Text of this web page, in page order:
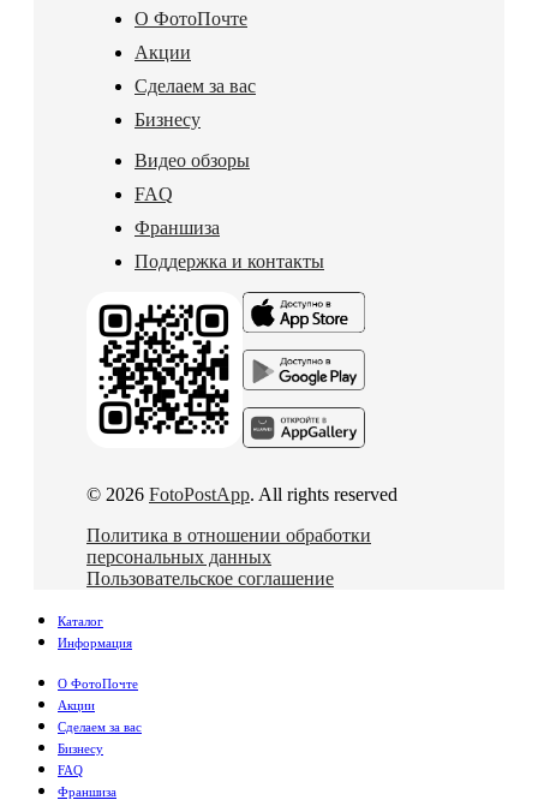
О ФотоПочте
Акции
Сделаем за вас
Бизнесу
Видео обзоры
FAQ
Франшиза
Поддержка и контакты
© 2026 FotoPostApp. All rights reserved
Политика в отношении обработки
персональных данных
Пользовательское соглашение
Каталог
Информация
О ФотоПочте
Акции
Сделаем за вас
Бизнесу
FAQ
Франшиза